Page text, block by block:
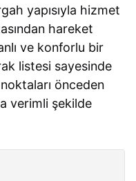
yapısıyla hizmet
hareket
ve konforlu bir
listesi sayesinde
önceden
verimli şekilde